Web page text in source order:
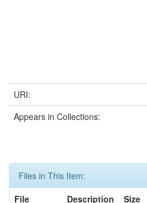
URI:
Appears in Collections:
Files in This Item:
File
Description Size